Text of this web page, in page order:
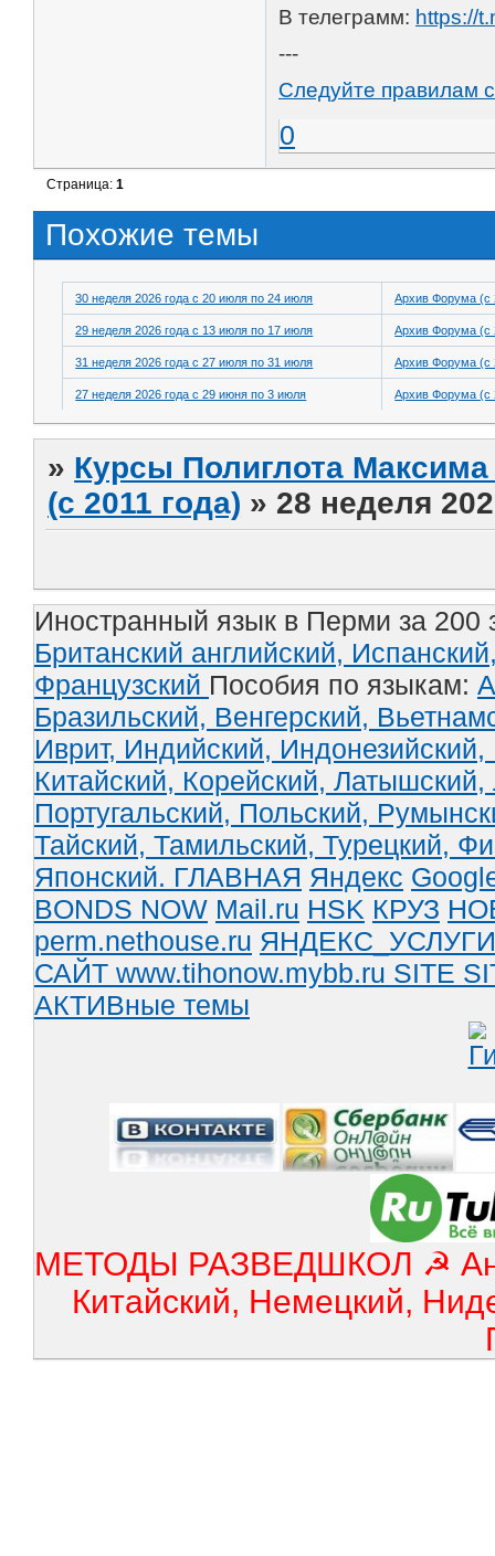
В телеграмм: https://
---
Следуйте правилам
0
Страница:1
Похожие темы
30 неделя 2026 года с 20 июля по 24 июля Архив Форума (с
29 неделя 2026 года с 13 июля по 17 июля Архив Форума (с
31 неделя 2026 года с 27 июля по 31 июля Архив Форума (с
27 неделя 2026 года с 29 июня по 3 июля Архив Форума (с
» Курсы Полиглота
(с 2011 года) » 28 неделя
Иностранный язык в Перми за 200
Британский английский,
Французский Пособия по языкам:
Бразильский, Венгерский,
Иврит, Индийский, Индонезийский,
Китайский, Корейский, Латышский,
Португальский, Польский,
Тайский, Тамильский, Турецкий,
Японский. ГЛАВНАЯ Яндекс
BONDS NOW Mail.ru HSK КРУЗ
perm.nethouse.ru ЯНДЕКС_УСЛУГИ
САЙТ www.tihonow.mybb.ru SITE
АКТИВные темы
МЕТОДЫ РАЗВЕДШКОЛ ☭
Китайский, Немецкий,